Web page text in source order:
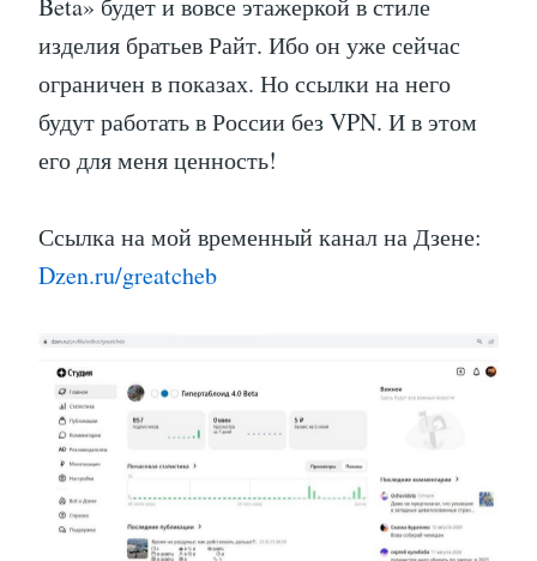
изделия братьев Райт. Ибо он уже сейчас
ограничен в показах. Но ссылки на него
будут работать в России без VPN. И в этом
его для меня ценность!
Ссылка на мой временный канал на Дзене:
Dzen.ru/greatcheb